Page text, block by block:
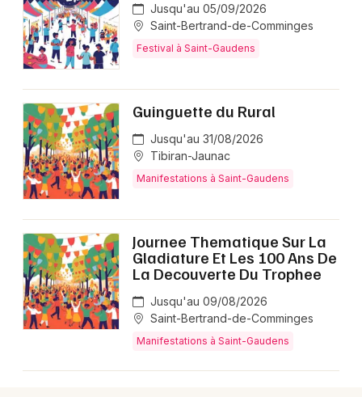
Jusqu'au 05/09/2026
Saint-Bertrand-de-Comminges
Festival à Saint-Gaudens
Guinguette du Rural
Jusqu'au 31/08/2026
Tibiran-Jaunac
Manifestations à Saint-Gaudens
Journee Thematique Sur La
Gladiature Et Les 100 Ans De
La Decouverte Du Trophee
Jusqu'au 09/08/2026
Saint-Bertrand-de-Comminges
Manifestations à Saint-Gaudens